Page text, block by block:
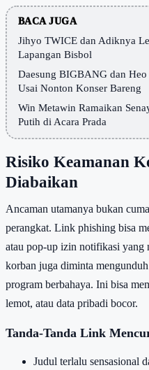
BACA JUGA
Jihyo TWICE dan Adiknya
Lapangan Bisbol
Daesung BIGBANG dan
Usai Nonton Konser Bareng
Win Metawin Ramaikan
Putih di Acara Prada
Risiko Keamanan
Diabaikan
Ancaman utamanya bukan
perangkat. Link phishing bisa
atau pop-up izin notifikasi yang
korban juga diminta
program berbahaya. Ini bisa
lemot, atau data pribadi bocor.
Tanda-Tanda Link
Judul terlalu sensasional